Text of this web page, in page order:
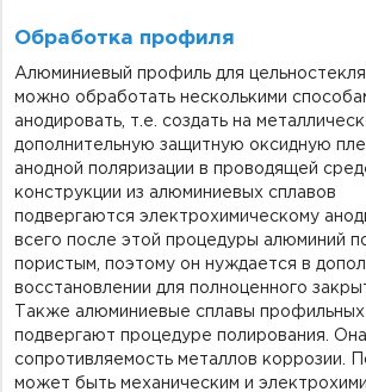
Обработка профиля
Алюминиевый профиль для
можно обработать несколькими
анодировать, т.е. создать на
дополнительную защитную оксидную
анодной поляризации в проводящей
конструкции из алюминиевых сплавов
подвергаются электрохимическому
всего после этой процедуры алюминий
пористым, поэтому он нуждается в
восстановлении для полноценного
Также алюминиевые сплавы профильных
подвергают процедуре полирования.
сопротивляемость металлов коррозии.
может быть механическим и